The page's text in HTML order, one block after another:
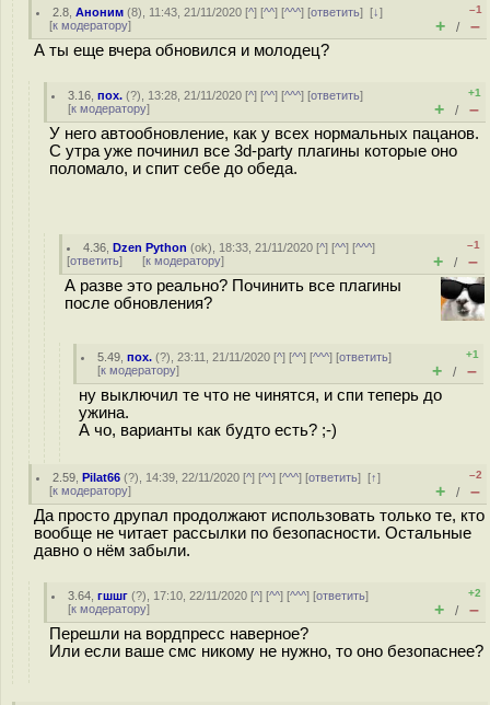
2.8 ,Аноним (8), 11:43, 21/11/2020 [^] [^^] [^^^] [ответить][↓]
[к модератору]
–1
+ / –
А ты еще вчера обновился и молодец?
3.16 ,пох. (?), 13:28, 21/11/2020 [^] [^^] [^^^] [ответить]
[к модератору]
+1
+ / –
У него автообновление, как у всех нормальных пацанов.
С утра уже починил все 3d-party плагины которые оно
поломало, и спит себе до обеда.
4.36 ,Dzen Python (ok), 18:33, 21/11/2020 [^] [^^] [^^^]
[ответить] [к модератору]
–1
+ / –
А разве это реально? Починить все плагины
после обновления?
5.49 ,пох. (?), 23:11, 21/11/2020 [^] [^^] [^^^] [ответить]
[к модератору]
+1
+ / –
ну выключил те что не чинятся, и спи теперь до
ужина.
А чо, варианты как будто есть? ;-)
2.59 ,Pilat66 (?), 14:39, 22/11/2020 [^] [^^] [^^^] [ответить][↑]
[к модератору]
–2
+ / –
Да просто друпал продолжают использовать только те, кто
вообще не читает рассылки по безопасности. Остальные
давно о нём забыли.
3.64 ,гшшг (?), 17:10, 22/11/2020 [^] [^^] [^^^] [ответить]
[к модератору]
+2
+ / –
Перешли на вордпресс наверное?
Или если ваше смс никому не нужно, то оно безопаснее?